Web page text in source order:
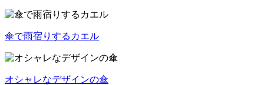
傘で雨宿りするカエル
オシャレなデザインの傘